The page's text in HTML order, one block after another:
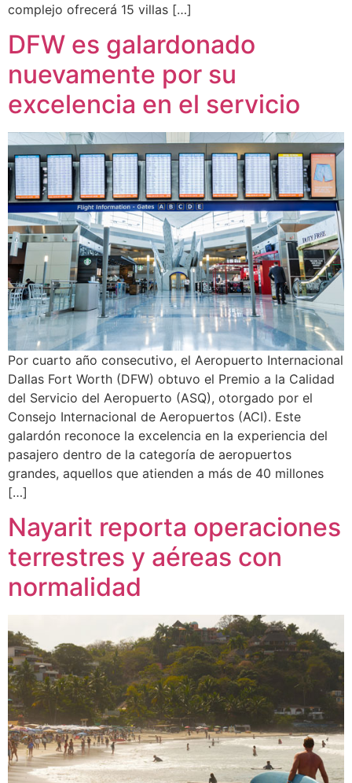
complejo ofrecerá 15 villas […]
DFW es galardonado
nuevamente por su
excelencia en el servicio
Por cuarto año consecutivo, el Aeropuerto Internacional
Dallas Fort Worth (DFW) obtuvo el Premio a la Calidad
del Servicio del Aeropuerto (ASQ), otorgado por el
Consejo Internacional de Aeropuertos (ACI). Este
galardón reconoce la excelencia en la experiencia del
pasajero dentro de la categoría de aeropuertos
grandes, aquellos que atienden a más de 40 millones
[…]
Nayarit reporta operaciones
terrestres y aéreas con
normalidad